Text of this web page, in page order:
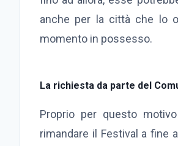
anche per la città che lo
momento in possesso.
La richiesta da parte del
Proprio per questo
rimandare il Festival a fine